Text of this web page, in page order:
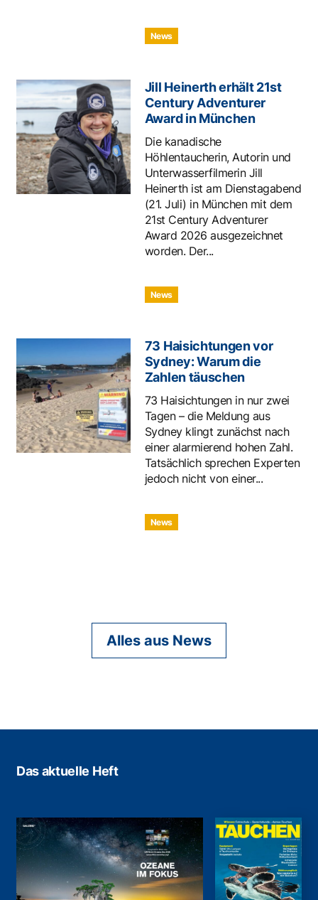
News
Jill Heinerth erhält 21st
Century Adventurer
Award in München
Die kanadische
Höhlentaucherin, Autorin und
Unterwasserfilmerin Jill
Heinerth ist am Dienstagabend
(21. Juli) in München mit dem
21st Century Adventurer
Award 2026 ausgezeichnet
worden. Der...
News
73 Haisichtungen vor
Sydney: Warum die
Zahlen täuschen
73 Haisichtungen in nur zwei
Tagen – die Meldung aus
Sydney klingt zunächst nach
einer alarmierend hohen Zahl.
Tatsächlich sprechen Experten
jedoch nicht von einer...
News
Alles aus News
Das aktuelle Heft